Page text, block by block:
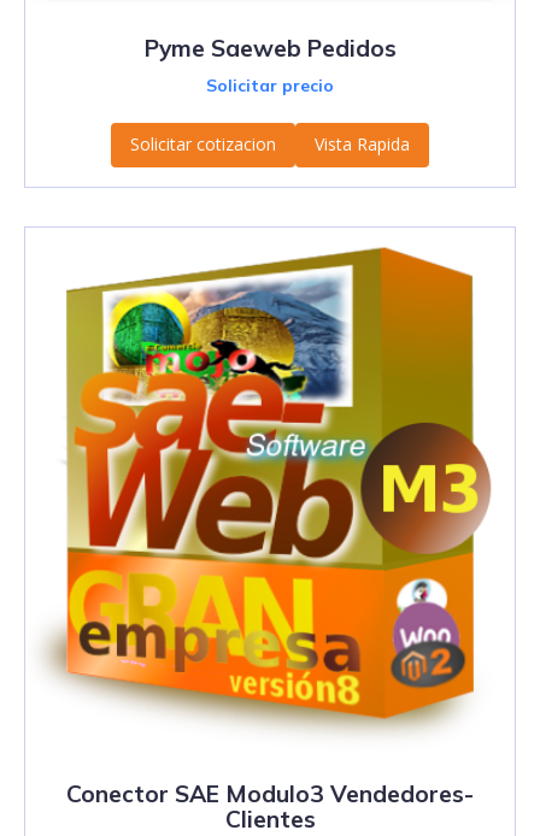
Pyme Saeweb Pedidos
Solicitar precio
Solicitar cotizacion Vista Rapida
Conector SAE Modulo3 Vendedores-
Clientes